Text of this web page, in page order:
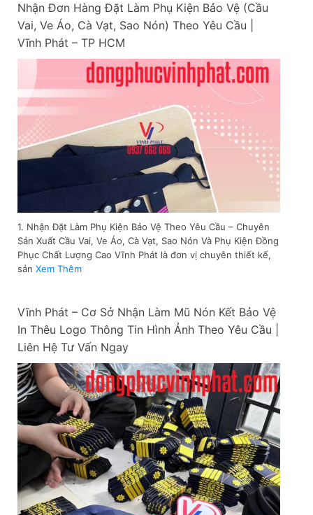
Nhận Đơn Hàng Đặt Làm Phụ Kiện Bảo Vệ (Cầu
Vai, Ve Áo, Cà Vạt, Sao Nón) Theo Yêu Cầu |
Vĩnh Phát – TP HCM
1. Nhận Đặt Làm Phụ Kiện Bảo Vệ Theo Yêu Cầu – Chuyên
Sản Xuất Cầu Vai, Ve Áo, Cà Vạt, Sao Nón Và Phụ Kiện Đồng
Phục Chất Lượng Cao Vĩnh Phát là đơn vị chuyên thiết kế,
sản Xem Thêm
Vĩnh Phát – Cơ Sở Nhận Làm Mũ Nón Kết Bảo Vệ
In Thêu Logo Thông Tin Hình Ảnh Theo Yêu Cầu |
Liên Hệ Tư Vấn Ngay